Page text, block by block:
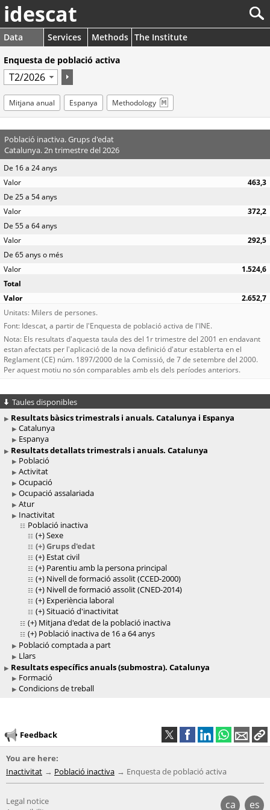
idescat
Data Services Methods The Institute
Enquesta de població activa
Mitjana anual Espanya Methodology
Població inactiva. Grups d'edat
Catalunya. 2n trimestre del 2026
De 16 a 24 anys
463,3
De 25 a 54 anys
372,2
De 55 a 64 anys
292,5
De 65 anys o més
1.524,6
Total
2.652,7
Unitats: Milers de persones.
Font: Idescat, a partir de l'Enquesta de població activa de l'INE.
Nota: Els resultats d'aquesta taula des del 1r trimestre del 2001 en endavant
estan afectats per l'aplicació de la nova definició d'atur establerta en el
Reglament (CE) núm. 1897/2000 de la Comissió, de 7 de setembre del 2000.
Per aquest motiu no són comparables amb els dels períodes anteriors.
Taules disponibles
Resultats bàsics trimestrals i anuals. Catalunya i Espanya
Catalunya
Espanya
Resultats detallats trimestrals i anuals. Catalunya
Població
Activitat
Ocupació
Ocupació assalariada
Atur
Inactivitat
Població inactiva
(+)Sexe
(+)Grups d'edat
(+) Estat civil
(+) Parentiu amb la persona principal
(+) Nivell de formació assolit (CCED-2000)
(+) Nivell de formació assolit (CNED-2014)
(+) Experiència laboral
(+)Situació d'inactivitat
(+) Mitjana d'edat de la població inactiva
(+) Població inactiva de 16 a 64 anys
Població comptada a part
Llars
Resultats específics anuals (submostra). Catalunya
Formació
Condicions de treball
Feedback
You are here:
Inactivitat
Població inactiva Enquesta de població activa
ca es
Legal notice